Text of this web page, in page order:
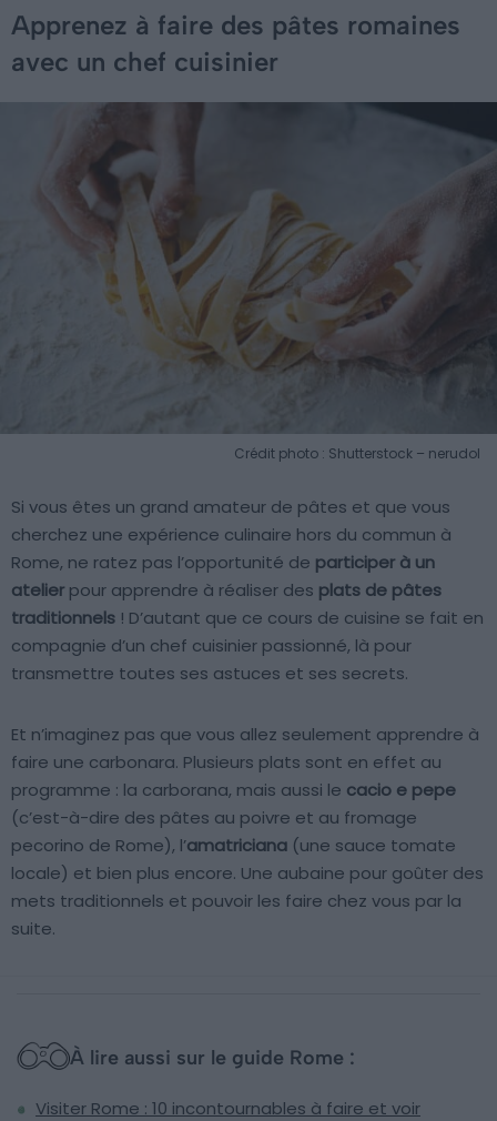
Apprenez à faire des pâtes romaines
avec un chef cuisinier
Crédit photo : Shutterstock – nerudol
Si vous êtes un grand amateur de pâtes et que vous
cherchez une expérience culinaire hors du commun à
Rome, ne ratez pas l’opportunité de participer à un
atelier pour apprendre à réaliser des plats de pâtes
traditionnels ! D’autant que ce cours de cuisine se fait en
compagnie d’un chef cuisinier passionné, là pour
transmettre toutes ses astuces et ses secrets.
Et n’imaginez pas que vous allez seulement apprendre à
faire une carbonara. Plusieurs plats sont en effet au
programme : la carborana, mais aussi le cacio e pepe
(c’est-à-dire des pâtes au poivre et au fromage
pecorino de Rome), l’amatriciana (une sauce tomate
locale) et bien plus encore. Une aubaine pour goûter des
mets traditionnels et pouvoir les faire chez vous par la
suite.
À lire aussi sur le guide Rome :
Visiter Rome : 10 incontournables à faire et voir